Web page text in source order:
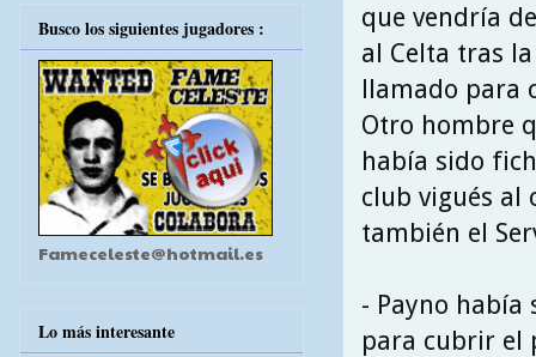
que vendría
al Celta tras
llamado para
Otro hombre
había sido
club vigués al
también el
- Payno había
para cubrir el
Busco los siguientes jugadores :
Fameceleste@hotmail.es
Lo más interesante